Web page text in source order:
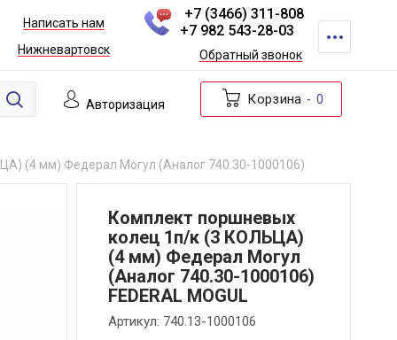
Написать нам
Нижневартовск
+7 (3466) 311-808
+7 982 543-28-03
Обратный звонок
Авторизация Корзина 0
(4 мм) Федерал Могул (Аналог 740.30-1000106)
Комплект поршневых
колец 1п/к (3 КОЛЬЦА)
(4 мм) Федерал Могул
(Аналог 740.30-1000106)
FEDERAL MOGUL
Артикул: 740.13-1000106